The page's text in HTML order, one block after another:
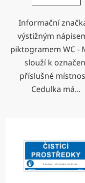
Informační
výstižným
piktogramem WC -
slouží k
příslušné
Cedulka má...